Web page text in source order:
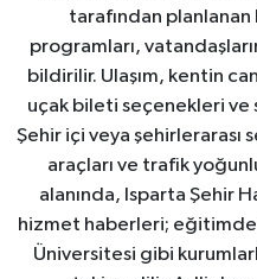
tarafından
programları,
bildirilir. Ulaşım, kentin
uçak bileti seçenekleri ve
Şehir içi veya şehirlerarası
araçları ve trafik
alanında, Isparta Şehir
hizmet haberleri; eğitimde
Üniversitesi gibi